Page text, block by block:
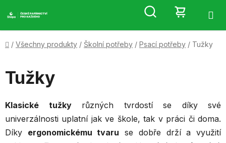
na
Hledat
KOŠÍK
Domů
/ Všechny produkty / Školní potřeby / Psací potřeby / Tužky
Tužky
Klasické tužkyrůzných tvrdostí se díky své
univerzálnosti uplatní jak ve škole, tak v práci či doma.
Díky ergonomickému tvaru se dobře drží a využití